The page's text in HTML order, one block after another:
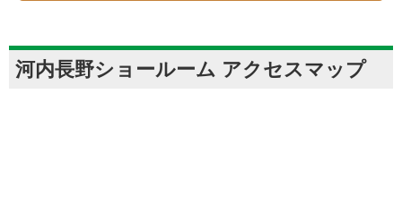
河内長野ショールーム アクセスマップ